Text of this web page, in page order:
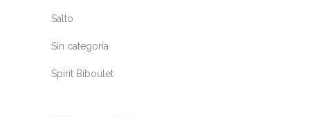
Salto
Sin categoría
Spirit Biboulet